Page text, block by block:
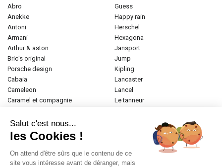
abro
anekke
antoni
armani
arthur & aston
bric's original
porsche design
cabaia
cameleon
caramel et compagnie
donna celi
eastpak
elite
emily & noah
esprit
guess
happy rain
herschel
hexagona
jansport
jump
kipling
lancaster
lancel
le tanneur
paul marius
samsonite
Salut c'est nous...
les Cookies !
On attend d'être sûrs que le contenu de ce
site vous intéresse avant de déranger, mais